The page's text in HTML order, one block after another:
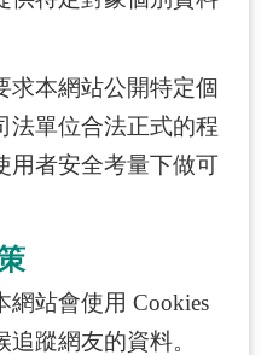
求本網站公開特定個
法單位合法正式的程
用者安全考量下做可
站會使用 Cookies
蹤網友的資料。